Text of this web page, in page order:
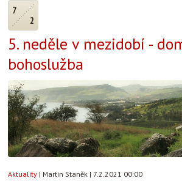
7
2
5. neděle v mezidobí -
bohoslužba
Aktuality | Martin Staněk | 7.2.2021 00:00